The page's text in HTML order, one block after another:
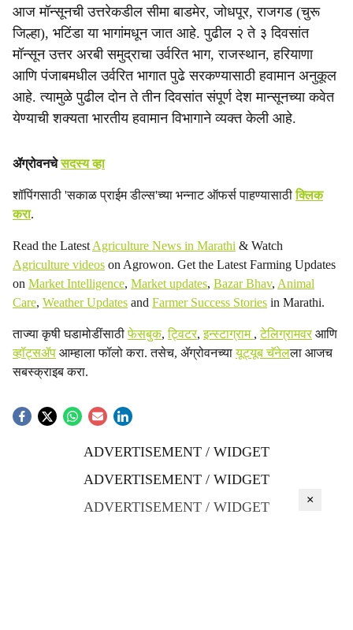
आज मॉन्सूनची उत्तरेकडील सीमा बाडमेर, जोधपूर, राजगड (चुरू
जिल्हा), भटिंडा या भागांमधून जात आहे. पुढील २ ते ३ दिवसांत
मॉन्सून उत्तर अरबी समुद्राचा उर्वरित भाग, राजस्थान, हरियाणा
आणि पंजाबमधील उर्वरित भागात पुढे सरकण्यासाठी हवामान अनुकूल
आहे. त्यामुळे पुढील दोन ते तीन दिवसांत संपूर्ण देश मान्सूनच्या कवेत
येण्याची शक्यता भारतीय हवामान विभागाने व्यक्त केली आहे.
ॲग्रोवनचेसदस्य व्हा
शॉपिंगसाठी 'सकाळ प्राईम डील्स'च्या भन्नाट ऑफर्स पाहण्यासाठीक्लिक
करा.
Read the Latest Agriculture News in Marathi & Watch
Agriculture videos on Agrowon. Get the Latest Farming Updates
on Market Intelligence, Market updates, Bazar Bhav, Animal
Care, Weather Updates and Farmer Success Stories in Marathi.
ताज्या कृषी घडामोडींसाठीफेसबुक,ट्विटर,इन्स्टाग्राम ,टेलिग्रामवरआणि
व्हॉट्सॲप आम्हाला फॉलो करा. तसेच, ॲग्रोवनच्यायूट्यूब चॅनेलला आजच
सबस्क्राइब करा.
ADVERTISEMENT / WIDGET
ADVERTISEMENT / WIDGET
ADVERTISEMENT / WIDGET
×